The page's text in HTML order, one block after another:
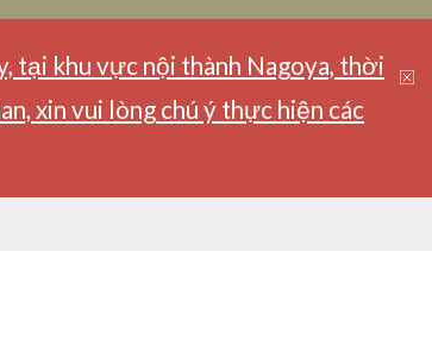
tại khu vực nội thành Nagoya, thời
xin vui lòng chú ý thực hiện các